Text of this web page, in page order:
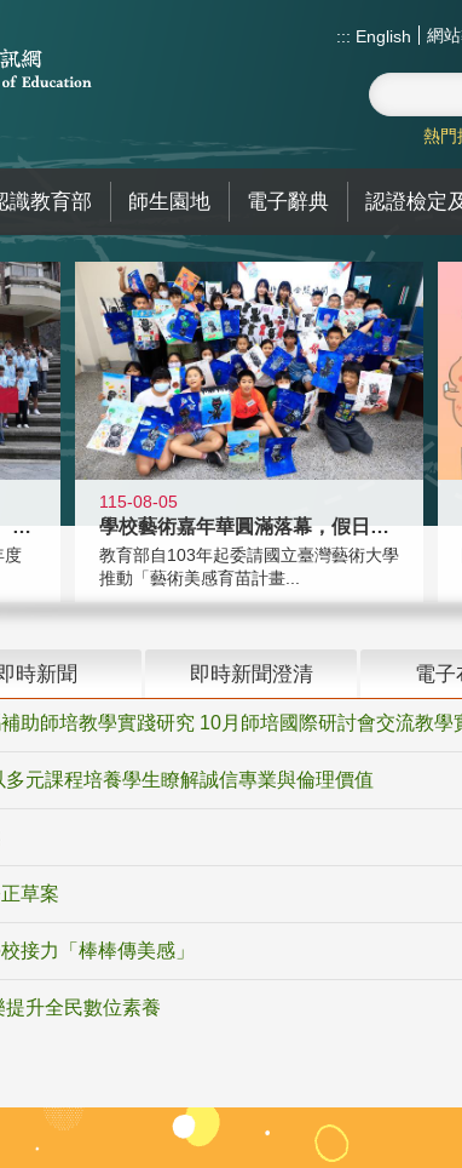
::: English 網
熱門
識教育部 師生園地 電子辭典 認證檢定
國教署「全國高中暑期研習營」 以多
度
115-08-05
學校藝術嘉年華圓滿落幕，假日學校接
教育部自103年起委請國立臺灣藝術大學
推動「藝術美感育苗計畫...
時新聞 即時新聞澄清 電子
助師培教學實踐研究 10月師培國際研討會交流教學
元課程培養學生瞭解誠信專業與倫理價值
草案
接力「棒棒傳美感」
提升全民數位素養